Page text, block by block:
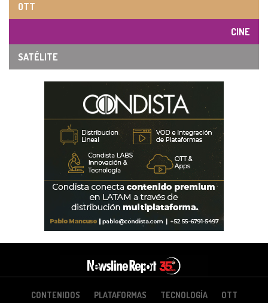
OTT
CINE
SATÉLITE
CONTENIDOS PLATAFORMAS TECNOLOGÍA OTT